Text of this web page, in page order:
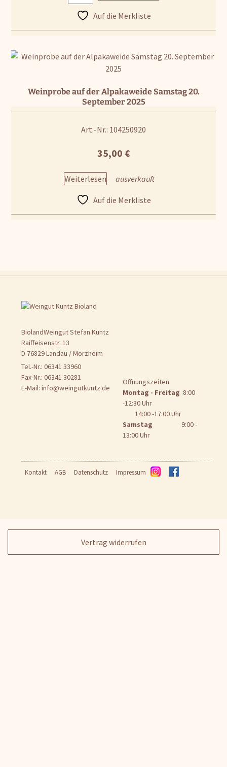
Auf die Merkliste
Weinprobe auf der Alpakaweide Samstag 20.
September 2025
Art.-Nr.: 104250920
35,00 €
Weiterlesen
Auf die Merkliste
BiolandWeingut Stefan Kuntz
Raiffeisenstr. 13
D 76829 Landau / Mörzheim
Tel.-Nr.: 06341 33960
Fax-Nr.: 06341 30281
E-Mail:info@weingutkuntz.de
Öffnungszeiten
Montag - Freitag 8:00
-12:30 Uhr
14:00 -17:00 Uhr
Samstag 9:00 -
13:00 Uhr
Kontakt AGB Datenschutz Impressum
Vertrag widerrufen